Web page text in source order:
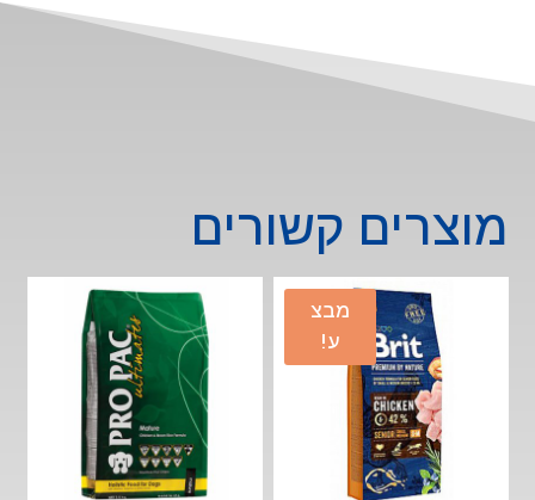
מוצרים קשורים
מבצ
ע!